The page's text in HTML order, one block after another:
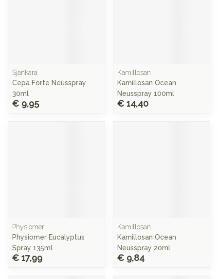
Sjankara
Cepa Forte Neusspray
30ml
€ 9,95
Kamillosan
Kamillosan Ocean
Neusspray 100ml
€ 14,40
Physiomer
Physiomer Eucalyptus
Spray 135ml
€ 17,99
Kamillosan
Kamillosan Ocean
Neusspray 20ml
€ 9,84